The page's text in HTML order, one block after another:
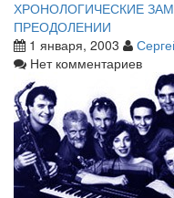
ХРОНОЛОГИЧЕСКИЕ
ПРЕОДОЛЕНИИ
1 января, 2003
Нет комментариев